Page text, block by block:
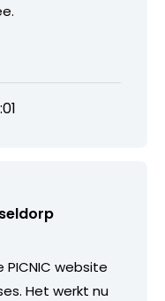
website
Het werkt nu